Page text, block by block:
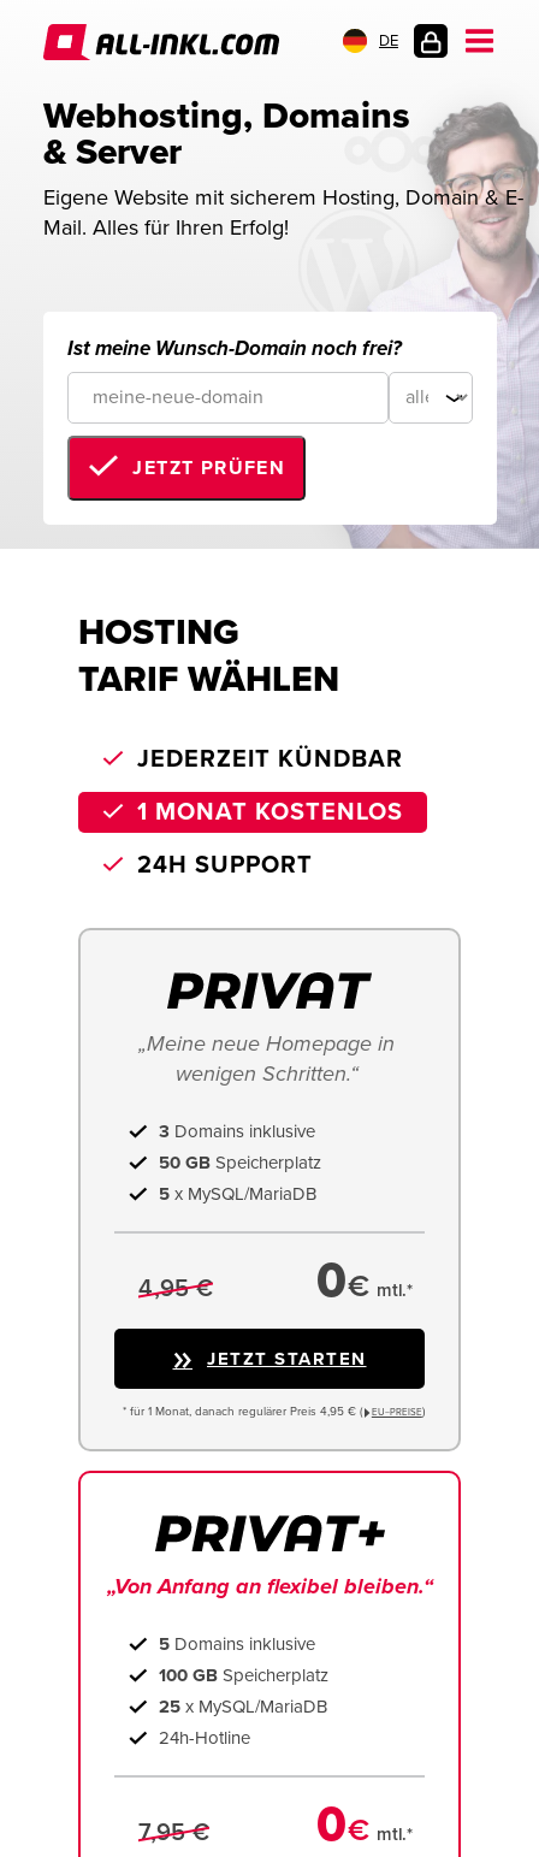
DE
Webhosting, Domains
& Server
Eigene Website mit sicherem Hosting, Domain & E-
Mail. Alles für Ihren Erfolg!
Ist meine Wunsch-Domain noch frei?
JETZT PRÜFEN
HOSTING
TARIF WÄHLEN
JEDERZEIT KÜNDBAR
1 MONAT KOSTENLOS
24H SUPPORT
„Meine neue Homepage in
wenigen Schritten.“
3 Domains inklusive
50 GB Speicherplatz
5 x MySQL/MariaDB
4,95 € 0€ mtl.*
JETZT STARTEN
* für 1 Monat, danach regulärer Preis 4,95 € ( EU−PREISE)
„Von Anfang an flexibel bleiben.“
5 Domains inklusive
100 GB Speicherplatz
25 x MySQL/MariaDB
24h-Hotline
7,95 € 0€ mtl.*